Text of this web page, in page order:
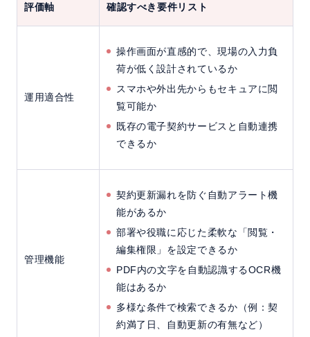
評価軸 確認すべき要件リスト
運用適合性
操作画面が直感的で、現場の入力負
荷が低く設計されているか
スマホや外出先からもセキュアに閲
覧可能か
既存の電子契約サービスと自動連携
できるか
管理機能
契約更新漏れを防ぐ自動アラート機
能があるか
部署や役職に応じた柔軟な「閲覧・
編集権限」を設定できるか
PDF内の文字を自動認識するOCR機
能はあるか
多様な条件で検索できるか（例：契
約満了日、自動更新の有無など）